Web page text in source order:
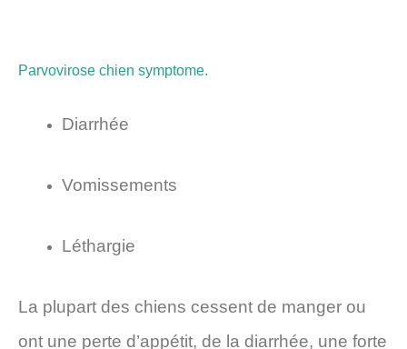
Parvovirose chien symptome.
Diarrhée
Vomissements
Léthargie
La plupart des chiens cessent de manger ou
ont une perte d’appétit, de la diarrhée, une forte